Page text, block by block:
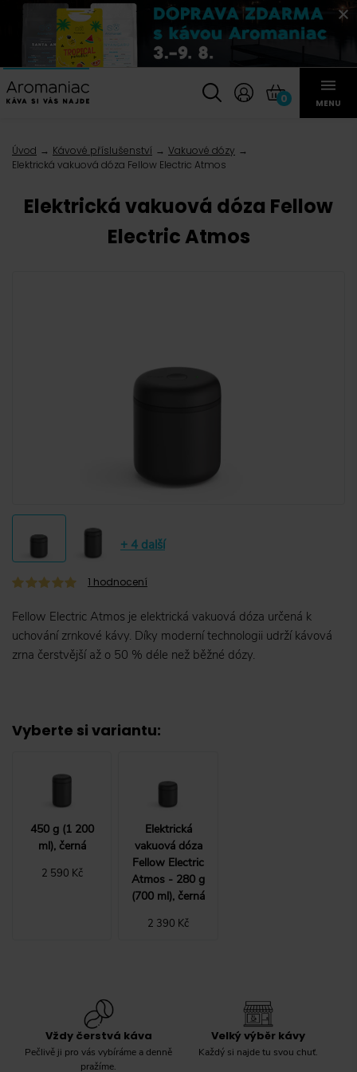
0 MENU
Úvod Kávové příslušenství
Vakuové dózy
Elektrická vakuová dóza Fellow Electric Atmos
Elektrická vakuová dóza Fellow
Electric Atmos
+ 4 další
1 hodnocení
Fellow Electric Atmos je elektrická vakuová dóza určená k
uchování zrnkové kávy. Díky moderní technologii udrží kávová
zrna čerstvější až o 50 % déle než běžné dózy.
Vyberte si variantu:
450 g (1 200
ml), černá
2 590 Kč
Elektrická
vakuová dóza
Fellow Electric
Atmos - 280 g
(700 ml), černá
2 390 Kč
Vždy čerstvá káva
Pečlivě ji pro vás vybíráme a denně
pražíme.
Velký výběr kávy
Každý si najde tu svou chuť.